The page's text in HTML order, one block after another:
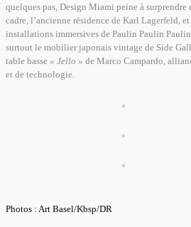
quelques pas, Design Miami peine à surprendre
cadre, l’ancienne résidence de Karl Lagerfeld, et
installations immersives de Paulin Paulin
surtout le mobilier japonais vintage de Side
table basse « Jello » de Marco Campardo,
et de technologie.
Photos : Art Basel/Kbsp/DR